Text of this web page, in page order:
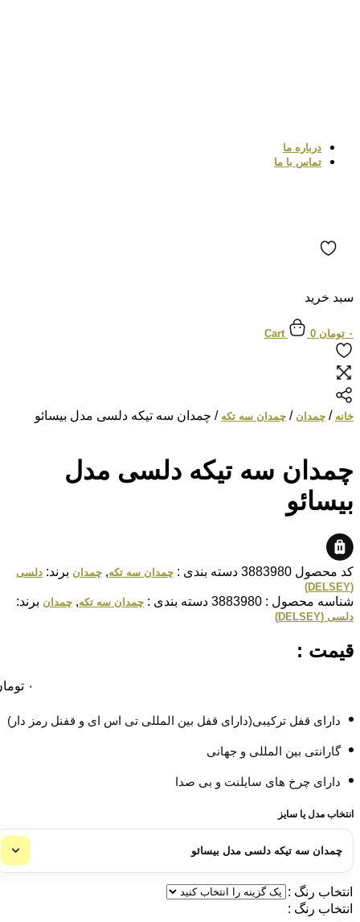
درباره ما
تماس با ما
سبد خرید
تومان 0
Cart
خانه/چمدان/چمدان سه تکه/ چمدان سه تیکه دلسی مدل بیسائو
چمدان سه تیکه دلسی مدل
بیسائو
کد محصول 3883980 دسته بندی : چمدان سه تکه,چمدان برند:دلسی
شناسه محصول : 3883980 دسته بندی : چمدان سه تکه,چمدان برند:
دلسی (DELSEY)
قیمت :
تومان
دارای قفل ترکیبی(دارای قفل بین المللی تی اس ای و قفنل رمز دار)
گارانتی بین المللی و جهانی
دارای چرخ های سایلنت و بی صدا
انتخاب مدل یا سایز
انتخاب رنگ :
انتخاب رنگ :